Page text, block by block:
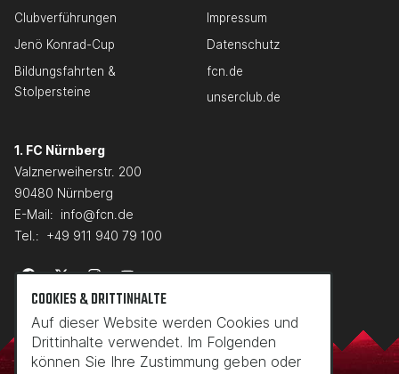
Clubverführungen
Jenö Konrad-Cup
Bildungsfahrten &
Stolpersteine
Impressum
Datenschutz
fcn.de
unserclub.de
1. FC Nürnberg
Valznerweiherstr. 200
90480 Nürnberg
E-Mail: info@fcn.de
Tel.: +49 911 940 79 100
COOKIES & DRITTINHALTE
Auf dieser Website werden Cookies und
Drittinhalte verwendet. Im Folgenden
können Sie Ihre Zustimmung geben oder